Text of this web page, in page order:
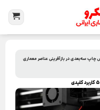
چاپ سه‌بعدی در بازآفرینی عناصر معماری